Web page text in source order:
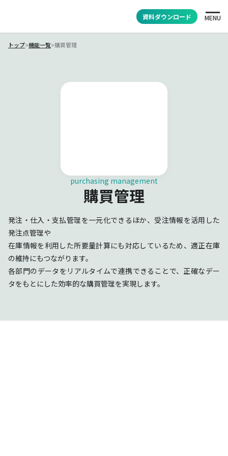
資料ダウンロード MENU
トップ>機能一覧>購買管理
purchasing management
購買管理
発注・仕入・支払管理を一元化できるほか、受注情報を活用した
発注点管理や
在庫情報を利用した所要量計算にも対応しているため、適正在庫
の維持にもつながります。
各部門のデータをリアルタイムで連携できることで、正確なデー
タをもとにした効率的な購買管理を実現します。